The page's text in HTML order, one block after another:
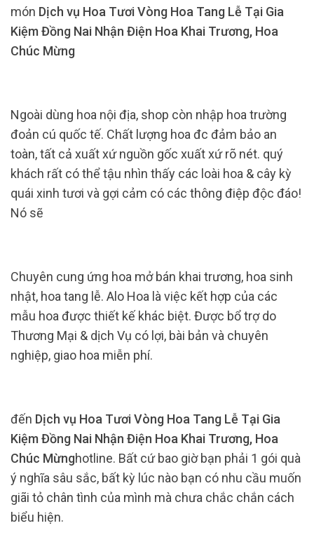
món Dịch vụ Hoa Tươi Vòng Hoa Tang Lễ Tại Gia
Kiệm Đồng Nai Nhận Điện Hoa Khai Trương, Hoa
Chúc Mừng
Ngoài dùng hoa nội địa, shop còn nhập hoa trường
đoản cú quốc tế. Chất lượng hoa đc đảm bảo an
toàn, tất cả xuất xứ nguồn gốc xuất xứ rõ nét. quý
khách rất có thể tậu nhìn thấy các loài hoa & cây kỳ
quái xinh tươi và gợi cảm có các thông điệp độc đáo!
Nó sẽ
Chuyên cung ứng hoa mở bán khai trương, hoa sinh
nhật, hoa tang lễ. Alo Hoa là việc kết hợp của các
mẫu hoa được thiết kế khác biệt. Được bổ trợ do
Thương Mại & dịch Vụ có lợi, bài bản và chuyên
nghiệp, giao hoa miễn phí.
đến Dịch vụ Hoa Tươi Vòng Hoa Tang Lễ Tại Gia
Kiệm Đồng Nai Nhận Điện Hoa Khai Trương, Hoa
Chúc Mừnghotline. Bất cứ bao giờ bạn phải 1 gói quà
ý nghĩa sâu sắc, bất kỳ lúc nào bạn có nhu cầu muốn
giãi tỏ chân tình của mình mà chưa chắc chắn cách
biểu hiện.